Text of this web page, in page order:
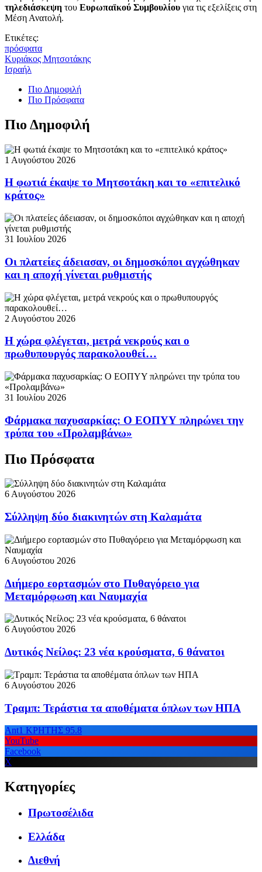
τηλεδιάσκεψη του Ευρωπαϊκού Συμβουλίου για τις εξελίξεις στη
Μέση Ανατολή.
Ετικέτες:
πρόσφατα
Κυριάκος Μητσοτάκης
Ισραήλ
Πιο Δημοφιλή
Πιο Πρόσφατα
Πιο Δημοφιλή
1 Αυγούστου 2026
Η φωτιά έκαψε το Μητσοτάκη και το «επιτελικό
κράτος»
31 Ιουλίου 2026
Οι πλατείες άδειασαν, οι δημοσκόποι αγχώθηκαν
και η αποχή γίνεται ρυθμιστής
2 Αυγούστου 2026
Η χώρα φλέγεται, μετρά νεκρούς και ο
πρωθυπουργός παρακολουθεί…
31 Ιουλίου 2026
Φάρμακα παχυσαρκίας: Ο ΕΟΠΥΥ πληρώνει την
τρύπα του «Προλαμβάνω»
Πιο Πρόσφατα
6 Αυγούστου 2026
Σύλληψη δύο διακινητών στη Καλαμάτα
6 Αυγούστου 2026
Διήμερο εορτασμών στο Πυθαγόρειο για
Μεταμόρφωση και Ναυμαχία
6 Αυγούστου 2026
Δυτικός Νείλος: 23 νέα κρούσματα, 6 θάνατοι
6 Αυγούστου 2026
Τραμπ: Τεράστια τα αποθέματα όπλων των ΗΠΑ
Ant1 ΚΡΗΤΗΣ 95.8
YouTube
Facebook
X
Κατηγορίες
Πρωτοσέλιδα
Ελλάδα
Διεθνή